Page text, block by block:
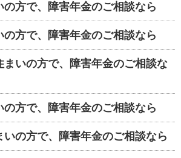
の方で、障害年金のご相談なら
の方で、障害年金のご相談なら
まいの方で、障害年金のご相談な
の方で、障害年金のご相談なら
いの方で、障害年金のご相談なら